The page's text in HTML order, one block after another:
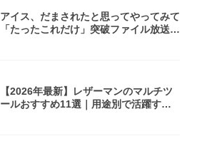
アイス、だまされたと思ってやってみて
「たったこれだけ」突破ファイル放送で
【2026年最新】レザーマンのマルチツ
ールおすすめ11選｜用途別で活躍する